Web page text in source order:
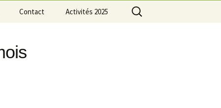
Contact Activités 2025
Rechercher :